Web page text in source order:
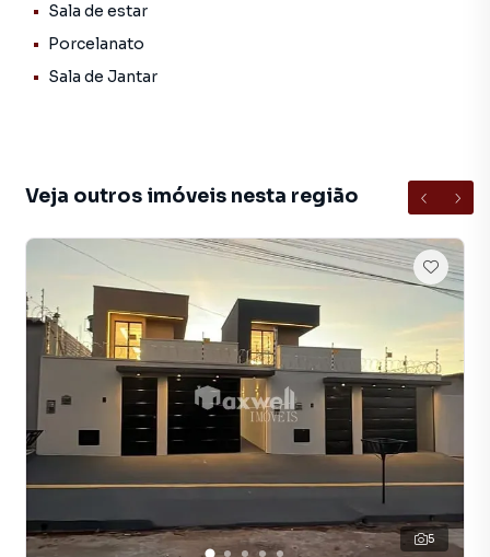
Sala de estar
Porcelanato
Sala de Jantar
Veja outros imóveis nesta região
5